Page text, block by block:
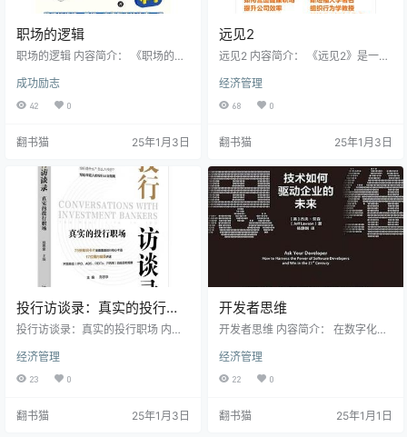
职场的逻辑
职场的逻辑 内容简介： 《职场的逻
首部作品，是一本针对大学生和职
场新人的实用指南。这本书从工作
态度、思维方式、人际关系和个人
场的本质规律。 作者以过来人的视
规律和底层逻辑。书中详细探讨了
年轻人最关心的实际问题，包括求
职技巧、职业选择、职场沟通、挑
战应对以及向上管理等话题。更重
要的是，它…
成功励志
42 0
翻书猫 25年1月3日
远见2
远见2 内容简介： 《远见2》是一本
场指南,他通过大量的调查研究和案
例分析,揭示了现代职场中一个尖锐
的矛盾:某些管理实践不仅无法提升
导致企业与员工的双输局面。 菲佛
环境。他的研究表明,为员工创造健
康的工作环境的公司往往能获得更
高的利润和效率。这一发现打破了
提升组织绩效与改善员工健康之间
存在冲突的传统认…
经济管理
68 0
翻书猫 25年1月3日
投行访谈录：真实的投行职
场
投行访谈录：真实的投行职场 内容
不同岗位的投行从业者的真实故事
和职业经历，历时两年精心打造。
他们以真诚的态度分享了自己在投
仅为有志于投行事业的年轻人提供
经济管理
23 0
翻书猫 25年1月3日
开发者思维
开发者思维 内容简介： 在数字化转
的价值和意义。从科技巨头如苹
果、谷歌到亚马逊的成功经验可以
看出，那些将开发者视为战略合作
颖而出，树立了新型企业管理的标
经济管理
22 0
翻书猫 25年1月1日